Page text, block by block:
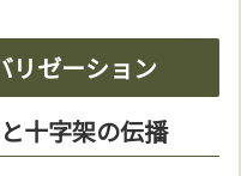
リゼーション
十字架の伝播